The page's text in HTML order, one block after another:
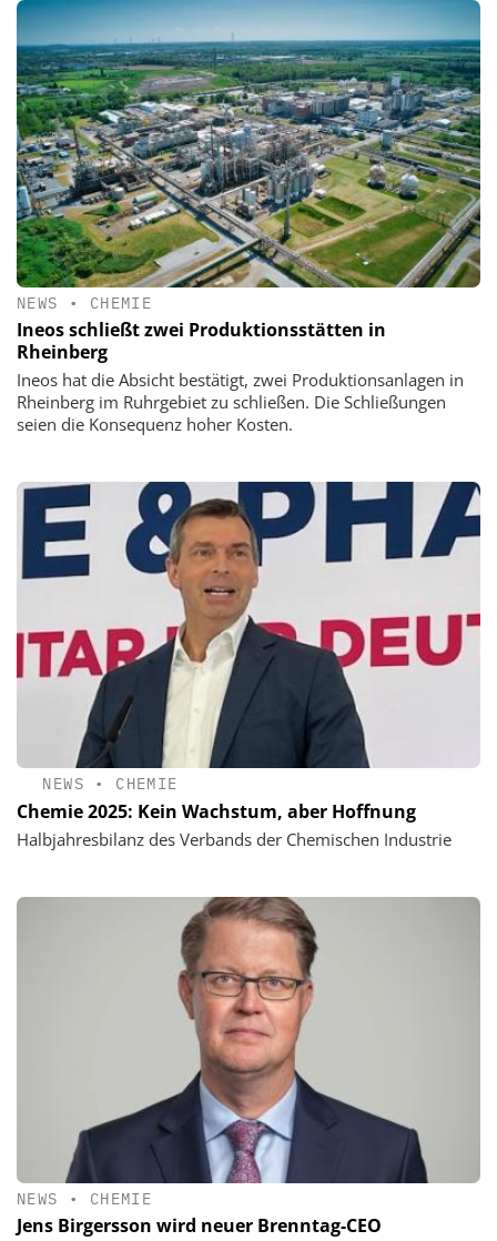
NEWS • CHEMIE
Ineos schließt zwei Produktionsstätten in
Rheinberg
Ineos hat die Absicht bestätigt, zwei Produktionsanlagen in
Rheinberg im Ruhrgebiet zu schließen. Die Schließungen
seien die Konsequenz hoher Kosten.
NEWS • CHEMIE
Chemie 2025: Kein Wachstum, aber Hoffnung
Halbjahresbilanz des Verbands der Chemischen Industrie
NEWS • CHEMIE
Jens Birgersson wird neuer Brenntag-CEO